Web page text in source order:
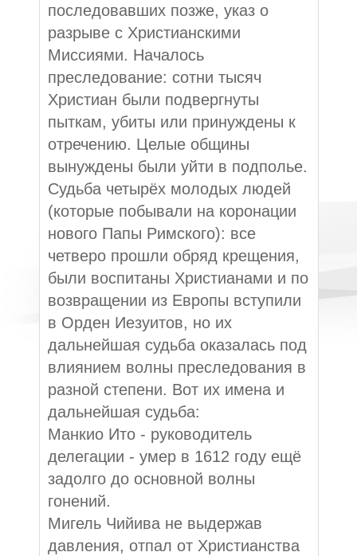
последовавших позже, указ о
разрыве с Христианскими
Миссиями. Началось
преследование: сотни тысяч
Христиан были подвергнуты
пыткам, убиты или принуждены к
отречению. Целые общины
вынуждены были уйти в подполье.
Судьба четырёх молодых людей
(которые побывали на коронации
нового Папы Римского): все
четверо прошли обряд крещения,
были воспитаны Христианами и по
возвращении из Европы вступили
в Орден Иезуитов, но их
дальнейшая судьба оказалась под
влиянием волны преследования в
разной степени. Вот их имена и
дальнейшая судьба:
Манкио Ито - руководитель
делегации - умер в 1612 году ещё
задолго до основной волны
гонений.
Мигель Чийива не выдержав
давления, отпал от Христианства